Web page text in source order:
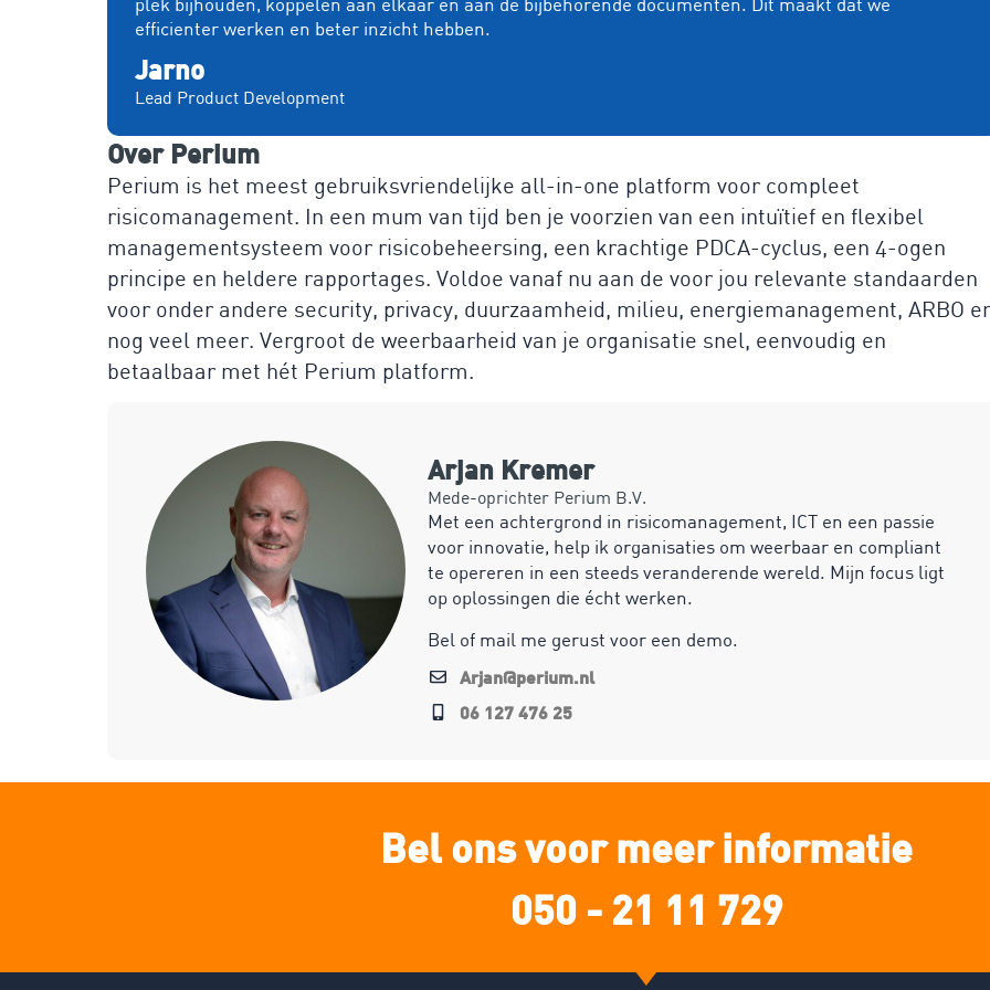
efficienter werken en beter inzicht hebben.
Jarno
Lead Product Development
Over Perium
Perium is het meest gebruiksvriendelijke all-in-one platform voor compleet
risicomanagement. In een mum van tijd ben je voorzien van een intuïtief en flexibel
managementsysteem voor risicobeheersing, een krachtige PDCA-cyclus, een 4-ogen
principe en heldere rapportages. Voldoe vanaf nu aan de voor jou relevante standaarden
voor onder andere security, privacy, duurzaamheid, milieu, energiemanagement, ARBO
nog veel meer. Vergroot de weerbaarheid van je organisatie snel, eenvoudig en
betaalbaar met hét Perium platform.
Arjan Kremer
Mede-oprichter Perium B.V.
Met een achtergrond in risicomanagement, ICT en een passie
voor innovatie, help ik organisaties om weerbaar en compliant
te opereren in een steeds veranderende wereld. Mijn focus ligt
op oplossingen die écht werken.
Bel of mail me gerust voor een demo.
Arjan@perium.nl
06 127 476 25
Bel ons voor meer informatie
050 - 21 11 729